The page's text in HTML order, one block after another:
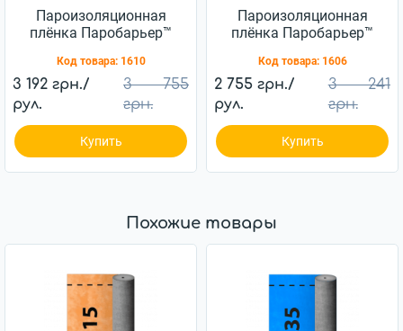
Пароизоляционная
плёнка Паробарьер™
(75м2)
Код товара: 1610
3 192 грн./
рул.
3 755
грн.
Купить
Пароизоляционная
плёнка Паробарьер™
Код товара: 1606
2 755 грн./
рул.
3 241
грн.
Купить
Похожие товары